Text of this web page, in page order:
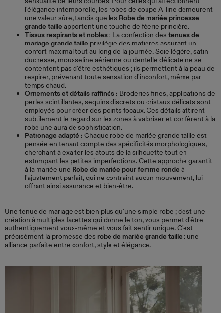
l'élégance intemporelle, les robes de coupe A-line demeurent
une valeur sûre, tandis que les Robe de mariée princesse
grande taille apportent une touche de féerie princière.
Tissus respirants et nobles : La confection des tenues de
mariage grande taille privilégie des matières assurant un
confort maximal tout au long de la journée. Soie légère, satin
duchesse, mousseline aérienne ou dentelle délicate ne se
contentent pas d'être esthétiques ; ils permettent à la peau de
respirer, prévenant toute sensation d'inconfort, même par
temps chaud.
Ornements et détails raffinés : Broderies fines, applications de
perles scintillantes, sequins discrets ou cristaux délicats sont
employés pour créer des points focaux. Ces détails attirent
subtilement le regard sur les zones à valoriser et confèrent à la
robe une aura de sophistication.
Patronage adapté : Chaque robe de mariée grande taille est
pensée en tenant compte des spécificités morphologiques,
cherchant à exalter les atouts de la silhouette tout en
estompant les petites imperfections. Cette approche garantit
à la mariée une Robe de mariée pour femme ronde à
l'ajustement parfait, qui ne contraint aucun mouvement, lui
offrant ainsi assurance et bien-être.
Une tenue de mariage est bien plus qu'une simple robe ; c'est une
création à multiples facettes qui donne le ton, vous permet d'être
authentiquement vous-même et vous fait sentir unique. C'est
précisément la promesse des robe de mariée grande taille : une
alliance parfaite entre confort, style et élégance.